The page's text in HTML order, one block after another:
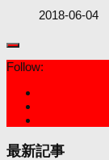
2018-06-04
Follow:
最新記事